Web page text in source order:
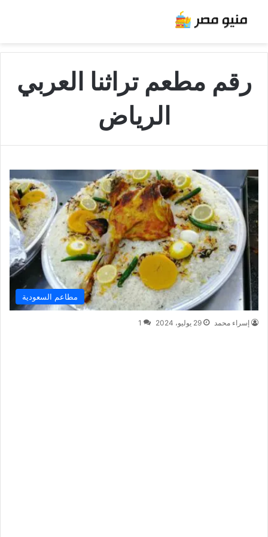
رقم مطعم تراثنا العربي
الرياض
مطاعم السعودية
إسراء محمد 29 يوليو، 2024 1